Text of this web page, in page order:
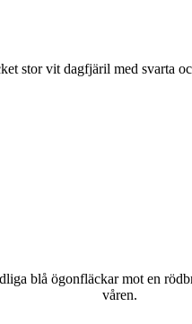
stor vit dagfjäril med svarta
blå ögonfläckar mot en
våren.